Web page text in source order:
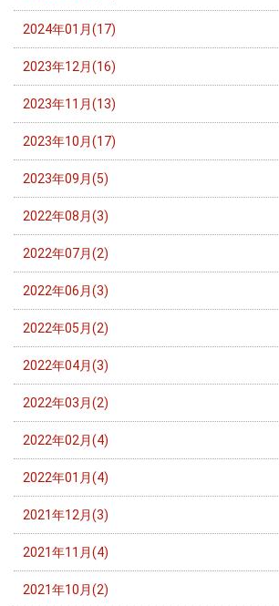
2024年01月(17)
2023年12月(16)
2023年11月(13)
2023年10月(17)
2023年09月(5)
2022年08月(3)
2022年07月(2)
2022年06月(3)
2022年05月(2)
2022年04月(3)
2022年03月(2)
2022年02月(4)
2022年01月(4)
2021年12月(3)
2021年11月(4)
2021年10月(2)